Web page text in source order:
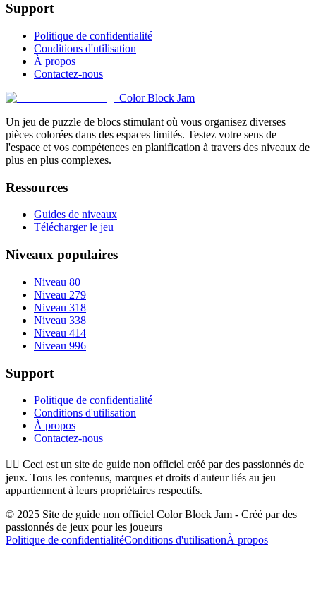
Support
Politique de confidentialité
Conditions d'utilisation
À propos
Contactez-nous
Color Block Jam
Un jeu de puzzle de blocs stimulant où vous organisez diverses
pièces colorées dans des espaces limités. Testez votre sens de
l'espace et vos compétences en planification à travers des niveaux de
plus en plus complexes.
Ressources
Guides de niveaux
Télécharger le jeu
Niveaux populaires
Niveau 80
Niveau 279
Niveau 318
Niveau 338
Niveau 414
Niveau 996
Support
Politique de confidentialité
Conditions d'utilisation
À propos
Contactez-nous
👉🏻 Ceci est un site de guide non officiel créé par des passionnés de
jeux. Tous les contenus, marques et droits d'auteur liés au jeu
appartiennent à leurs propriétaires respectifs.
© 2025 Site de guide non officiel Color Block Jam - Créé par des
passionnés de jeux pour les joueurs
Politique de confidentialitéConditions d'utilisationÀ propos